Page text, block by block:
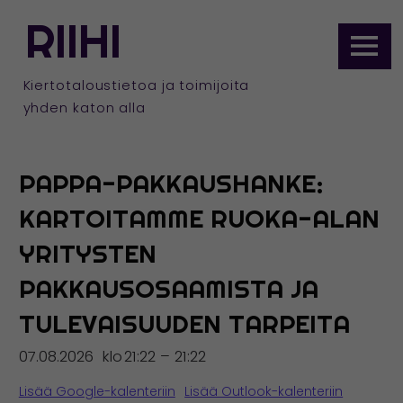
Siirry
sisältöön
RIIHI ETUSIVULLE
Kiertotaloustietoa ja toimijoita
yhden katon alla
PAPPA-PAKKAUSHANKE:
KARTOITAMME RUOKA-ALAN
YRITYSTEN
PAKKAUSOSAAMISTA JA
TULEVAISUUDEN TARPEITA
07.08.2026 klo21:22 – 21:22
Lisää Google-kalenteriin Lisää Outlook-kalenteriin